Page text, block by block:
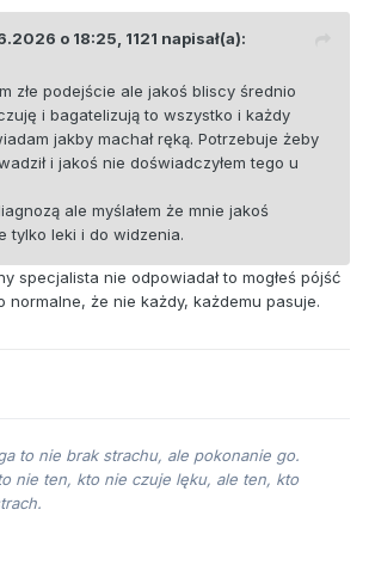
o 18:25, 1121 napisał(a):
złe podejście ale jakoś bliscy średnio
i bagatelizują to wszystko i każdy
jakby machał ręką. Potrzebuje żeby
i jakoś nie doświadczyłem tego u
ale myślałem że mnie jakoś
tylko leki i do widzenia.
specjalista nie odpowiadał to mogłeś pójść
normalne, że nie każdy, każdemu pasuje.
to nie brak strachu, ale pokonanie go.
nie ten, kto nie czuje lęku, ale ten, kto